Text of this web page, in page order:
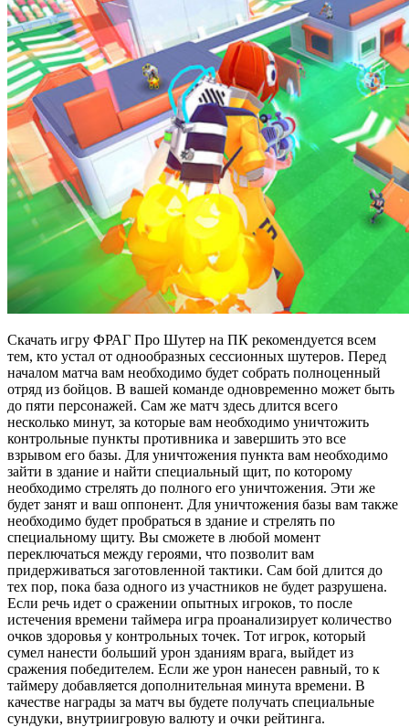
Скачать игру ФРАГ Про Шутер на ПК рекомендуется всем
тем, кто устал от однообразных сессионных шутеров. Перед
началом матча вам необходимо будет собрать полноценный
отряд из бойцов. В вашей команде одновременно может быть
до пяти персонажей. Сам же матч здесь длится всего
несколько минут, за которые вам необходимо уничтожить
контрольные пункты противника и завершить это все
взрывом его базы. Для уничтожения пункта вам необходимо
зайти в здание и найти специальный щит, по которому
необходимо стрелять до полного его уничтожения. Эти же
будет занят и ваш оппонент. Для уничтожения базы вам также
необходимо будет пробраться в здание и стрелять по
специальному щиту. Вы сможете в любой момент
переключаться между героями, что позволит вам
придерживаться заготовленной тактики. Сам бой длится до
тех пор, пока база одного из участников не будет разрушена.
Если речь идет о сражении опытных игроков, то после
истечения времени таймера игра проанализирует количество
очков здоровья у контрольных точек. Тот игрок, который
сумел нанести больший урон зданиям врага, выйдет из
сражения победителем. Если же урон нанесен равный, то к
таймеру добавляется дополнительная минута времени. В
качестве награды за матч вы будете получать специальные
сундуки, внутриигровую валюту и очки рейтинга.